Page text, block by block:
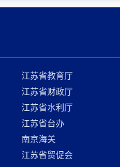
江苏省教育厅
江苏省财政厅
江苏省水利厅
江苏省台办
南京海关
江苏省贸促会